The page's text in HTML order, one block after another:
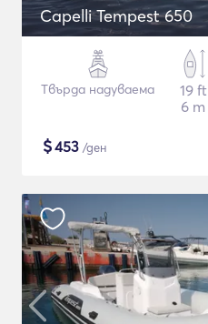
Capelli Tempest 650
Твърда надуваема
19 ft
6 m
$453 /ден